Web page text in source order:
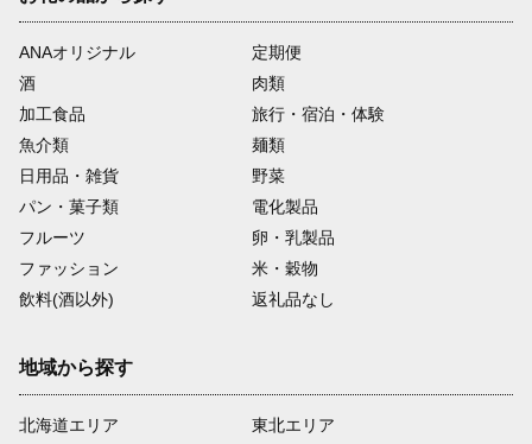
ANAオリジナル
定期便
酒
肉類
加工食品
旅行・宿泊・体験
魚介類
麺類
日用品・雑貨
野菜
パン・菓子類
電化製品
フルーツ
卵・乳製品
ファッション
米・穀物
飲料(酒以外)
返礼品なし
地域から探す
北海道エリア
東北エリア